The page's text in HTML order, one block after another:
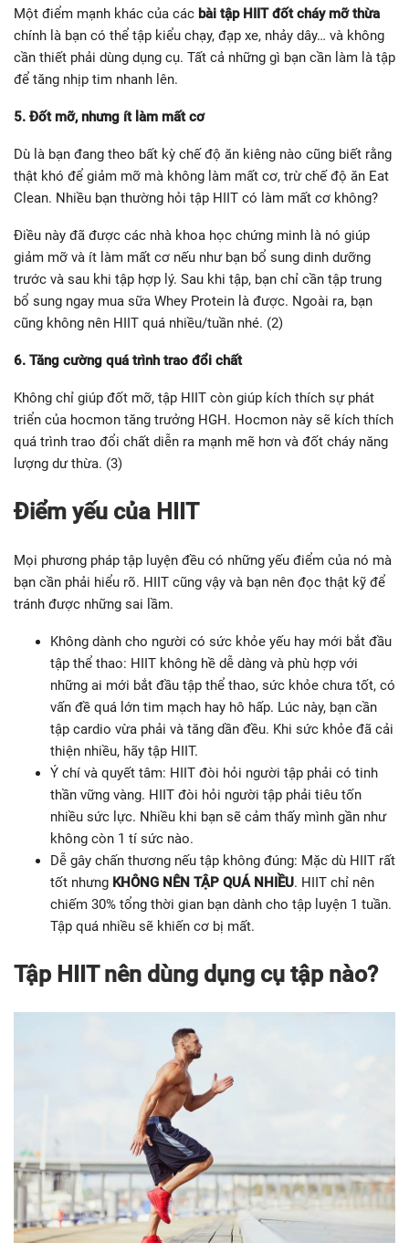
Một điểm mạnh khác của các bài tập HIIT đốt cháy mỡ thừa
chính là bạn có thể tập kiểu chạy, đạp xe, nhảy dây… và không
cần thiết phải dùng dụng cụ. Tất cả những gì bạn cần làm là tập
để tăng nhịp tim nhanh lên.
5. Đốt mỡ, nhưng ít làm mất cơ
Dù là bạn đang theo bất kỳ chế độ ăn kiêng nào cũng biết rằng
thật khó để giảm mỡ mà không làm mất cơ, trừ chế độ ăn Eat
Clean. Nhiều bạn thường hỏi tập HIIT có làm mất cơ không?
Điều này đã được các nhà khoa học chứng minh là nó giúp
giảm mỡ và ít làm mất cơ nếu như bạn bổ sung dinh dưỡng
trước và sau khi tập hợp lý. Sau khi tập, bạn chỉ cần tập trung
bổ sung ngay mua sữa Whey Protein là được. Ngoài ra, bạn
cũng không nên HIIT quá nhiều/tuần nhé. (2)
6. Tăng cường quá trình trao đổi chất
Không chỉ giúp đốt mỡ, tập HIIT còn giúp kích thích sự phát
triển của hocmon tăng trưởng HGH. Hocmon này sẽ kích thích
quá trình trao đổi chất diễn ra mạnh mẽ hơn và đốt cháy năng
lượng dư thừa. (3)
Điểm yếu của HIIT
Mọi phương pháp tập luyện đều có những yếu điểm của nó mà
bạn cần phải hiểu rõ. HIIT cũng vậy và bạn nên đọc thật kỹ để
tránh được những sai lầm.
Không dành cho người có sức khỏe yếu hay mới bắt đầu
tập thể thao: HIIT không hề dễ dàng và phù hợp với
những ai mới bắt đầu tập thể thao, sức khỏe chưa tốt, có
vấn đề quá lớn tim mạch hay hô hấp. Lúc này, bạn cần
tập cardio vừa phải và tăng dần đều. Khi sức khỏe đã cải
thiện nhiều, hãy tập HIIT.
Ý chí và quyết tâm: HIIT đòi hỏi người tập phải có tinh
thần vững vàng. HIIT đòi hỏi người tập phải tiêu tốn
nhiều sức lực. Nhiều khi bạn sẽ cảm thấy mình gần như
không còn 1 tí sức nào.
Dễ gây chấn thương nếu tập không đúng: Mặc dù HIIT rất
tốt nhưng KHÔNG NÊN TẬP QUÁ NHIỀU. HIIT chỉ nên
chiếm 30% tổng thời gian bạn dành cho tập luyện 1 tuần.
Tập quá nhiều sẽ khiến cơ bị mất.
Tập HIIT nên dùng dụng cụ tập nào?